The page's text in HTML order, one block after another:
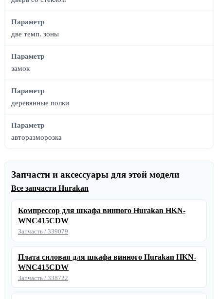
Параметр
две темп. зоны
Параметр
замок
Параметр
деревянные полки
Параметр
авторазморозка
Запчасти и аксессуары для этой модели
Все запчасти Hurakan
Компрессор для шкафа винного Hurakan HKN-
WNC415CDW
Запчасть / 339079
Плата силовая для шкафа винного Hurakan HKN-
WNC415CDW
Запчасть / 338722